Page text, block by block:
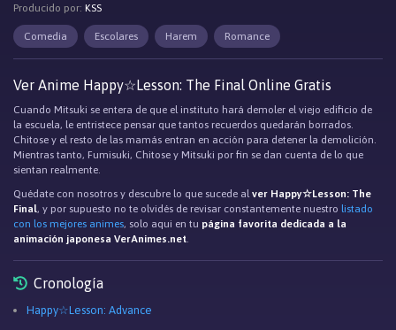
Producido por: KSS
Comedia Escolares Harem Romance
Ver Anime Happy☆Lesson: The Final Online Gratis
Cuando Mitsuki se entera de que el instituto hará demoler el viejo edificio de
la escuela, le entristece pensar que tantos recuerdos quedarán borrados.
Chitose y el resto de las mamás entran en acción para detener la demolición.
Mientras tanto, Fumisuki, Chitose y Mitsuki por fin se dan cuenta de lo que
sientan realmente.
Quédate con nosotros y descubre lo que sucede alver Happy☆Lesson: The
Final, y por supuesto no te olvidés de revisar constantemente nuestro listado
con los mejores animes, solo aqui en tu página favorita dedicada a la
animación japonesa VerAnimes.net.
Cronología
Happy☆Lesson: Advance